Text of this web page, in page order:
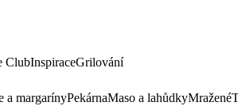
ClubInspiraceGrilování
a margarínyPekárnaMaso a lahůdkyMražené